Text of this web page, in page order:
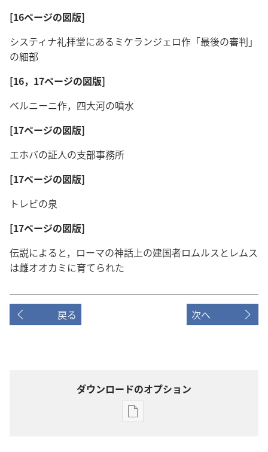
[16ページの図版]
システィナ礼拝堂にあるミケランジェロ作「最後の審判」
の細部
[16，17ページの図版]
ベルニーニ作，四大河の噴水
[17ページの図版]
エホバの証人の支部事務所
[17ページの図版]
トレビの泉
[17ページの図版]
伝説によると，ローマの神話上の建国者ロムルスとレムス
は雌オオカミに育てられた
戻る 次へ
ダウンロードのオプション
出